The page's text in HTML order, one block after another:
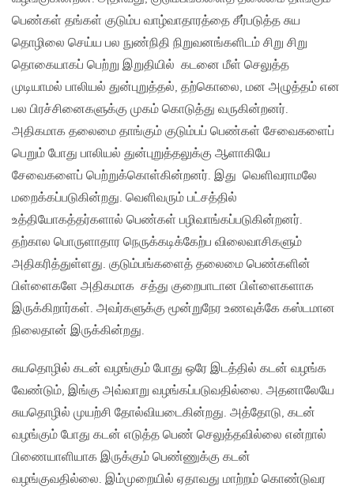
பெண்கள் தங்கள் குடும்ப வாழ்வாதாரத்தை சீர்படுத்த சுய
தொழிலை செய்ய பல நுண்நிதி நிறுவனங்களிடம் சிறு சிறு
தொகையாகப் பெற்று இறுதியில் கடனை மீள் செலுத்த
முடியாமல் பாலியல் துன்புறுத்தல், தற்கொலை, மன அழுத்தம் என
பல பிரச்சினைகளுக்கு முகம் கொடுத்து வருகின்றனர்.
அதிகமாக தலைமை தாங்கும் குடும்பப் பெண்கள் சேவைகளைப்
பெறும் போது பாலியல் துன்புறுத்தலுக்கு ஆளாகியே
சேவைகளைப் பெற்றுக்கொள்கின்றனர். இது வெளிவராமலே
மறைக்கப்படுகின்றது. வெளிவரும் பட்சத்தில்
உத்தியோகத்தர்களால் பெண்கள் பழிவாங்கப்படுகின்றனர்.
தற்கால பொருளாதார நெருக்கடிக்கேற்ப விலைவாசிகளும்
அதிகரித்துள்ளது. குடும்பங்களைத் தலைமை பெண்களின்
பிள்ளைகளே அதிகமாக சத்து குறைபாடான பிள்ளைகளாக
இருக்கிறார்கள். அவர்களுக்கு மூன்றுநேர உணவுக்கே கஸ்டமான
நிலைதான் இருக்கின்றது.
சுயதொழில் கடன் வழங்கும் போது ஒரே இடத்தில் கடன் வழங்க
வேண்டும், இங்கு அவ்வாறு வழங்கப்படுவதில்லை. அதனாலேயே
சுயதொழில் முயற்சி தோல்வியடைகின்றது. அத்தோடு, கடன்
வழங்கும் போது கடன் எடுத்த பெண் செலுத்தவில்லை என்றால்
பிணையாளியாக இருக்கும் பெண்ணுக்கு கடன்
வழங்குவதில்லை. இம்முறையில் ஏதாவது மாற்றம் கொண்டுவர